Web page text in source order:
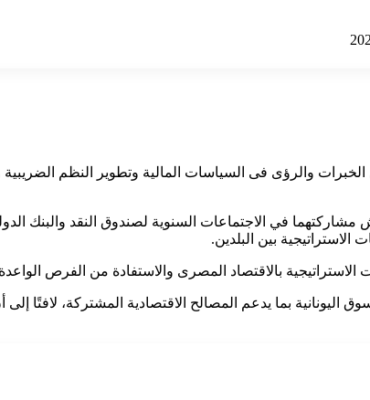
الخبرات والرؤى فى السياسات المالية وتطوير النظم
في الاجتماعات السنوية لصندوق النقد والبنك
الاستراتيجية بين البلدين.
بالاقتصاد المصرى والاستفادة من الفرص
اليونانية بما يدعم المصالح الاقتصادية المشتركة،